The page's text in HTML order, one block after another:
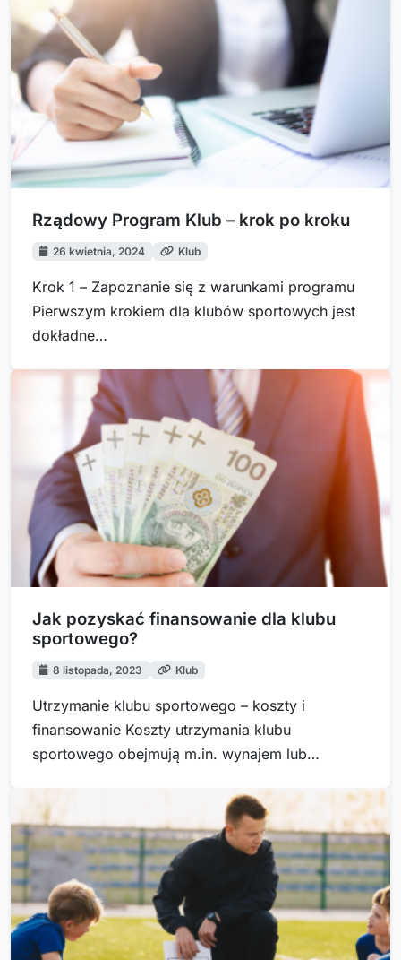
Rządowy Program Klub – krok po kroku
26 kwietnia, 2024 Klub
Krok 1 – Zapoznanie się z warunkami programu
Pierwszym krokiem dla klubów sportowych jest
dokładne…
Jak pozyskać finansowanie dla klubu
sportowego?
8 listopada, 2023 Klub
Utrzymanie klubu sportowego – koszty i
finansowanie Koszty utrzymania klubu
sportowego obejmują m.in. wynajem lub